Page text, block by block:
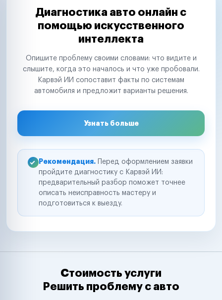
Диагностика авто онлайн с
помощью искусственного
интеллекта
Опишите проблему своими словами: что видите и
слышите, когда это началось и что уже пробовали.
Карвэй ИИ сопоставит факты по системам
автомобиля и предложит варианты решения.
Узнать больше
Рекомендация. Перед оформлением заявки
пройдите диагностику с Карвэй ИИ:
предварительный разбор поможет точнее
описать неисправность мастеру и
подготовиться к выезду.
Стоимость услуги
Решить проблему с авто